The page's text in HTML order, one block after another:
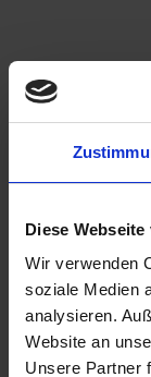
Diese
Wir verwenden
soziale Medien
analysieren.
Website an
Unsere Partner
Rack-